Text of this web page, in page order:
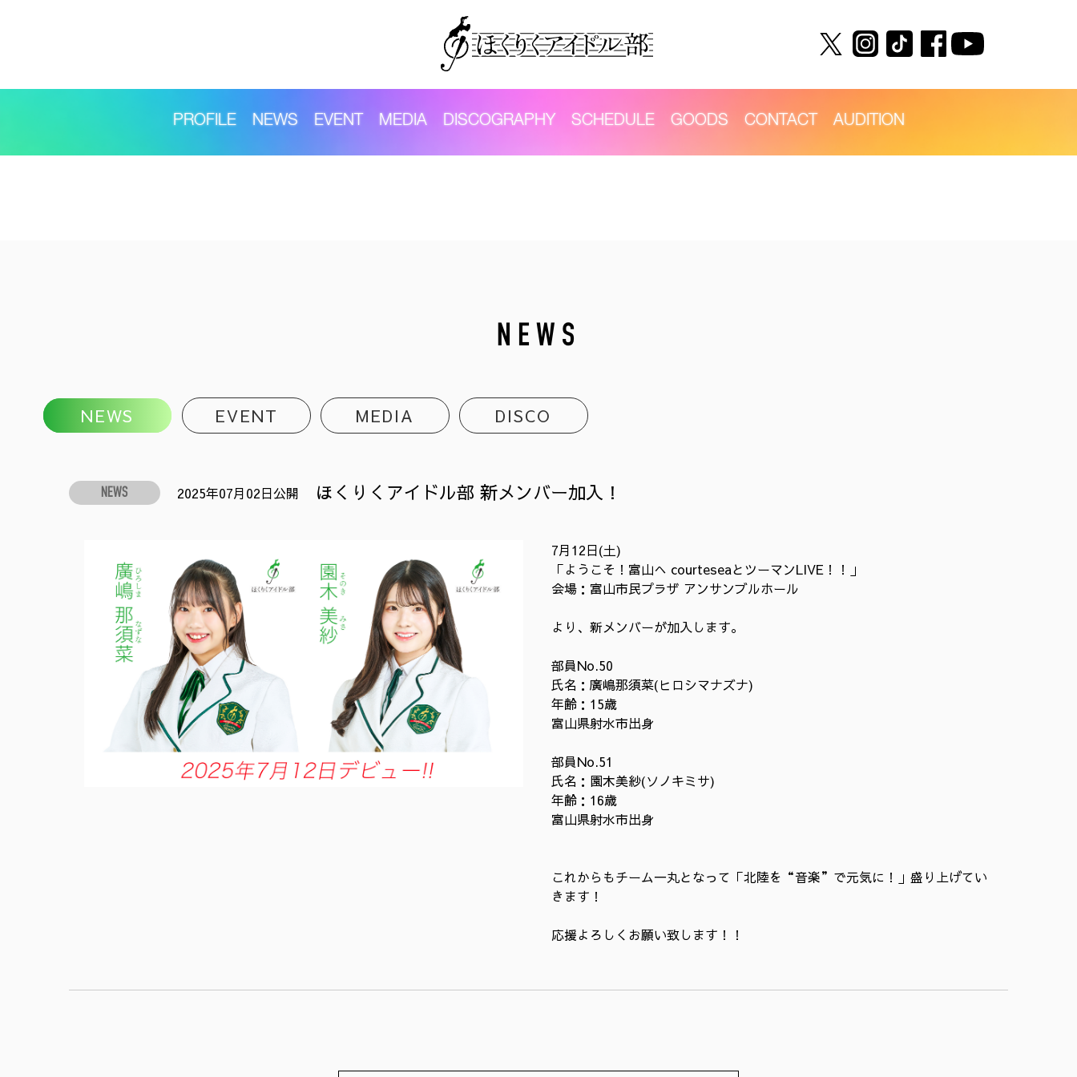
PROFILE NEWS EVENT MEDIA DISCOGRAPHY SCHEDULE GOODS CONTACT AUDITION
NEWS
NEWS EVENT MEDIA DISCO
NEWS 2025年07月02日公開 ほくりくアイドル部 新メンバー加入！
7月12日(土)
「ようこそ！富山へ courteseaとツーマンLIVE！！」
会場：富山市民プラザ アンサンブルホール
より、新メンバーが加入します。
部員No.50
氏名：廣嶋那須菜(ヒロシマナズナ)
年齢：15歳
富山県射水市出身
部員No.51
氏名：園木美紗(ソノキミサ)
年齢：16歳
富山県射水市出身
これからもチーム一丸となって「北陸を“音楽”で元気に！」盛り上げてい
きます！
応援よろしくお願い致します！！